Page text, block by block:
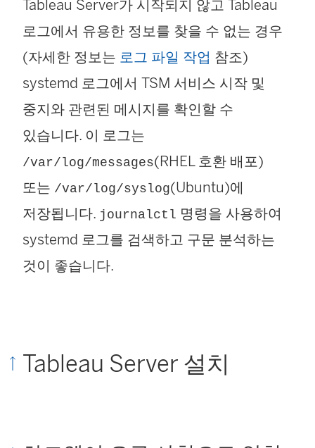
Tableau Server가 시작되지 않고 Tableau
로그에서 유용한 정보를 찾을 수 없는 경우
(자세한 정보는 로그 파일 작업 참조)
systemd 로그에서 TSM 서비스 시작 및
중지와 관련된 메시지를 확인할 수
있습니다. 이 로그는
/var/log/messages(RHEL 호환 배포)
또는 /var/log/syslog(Ubuntu)에
저장됩니다. journalctl 명령을 사용하여
systemd 로그를 검색하고 구문 분석하는
것이 좋습니다.
Tableau Server 설치